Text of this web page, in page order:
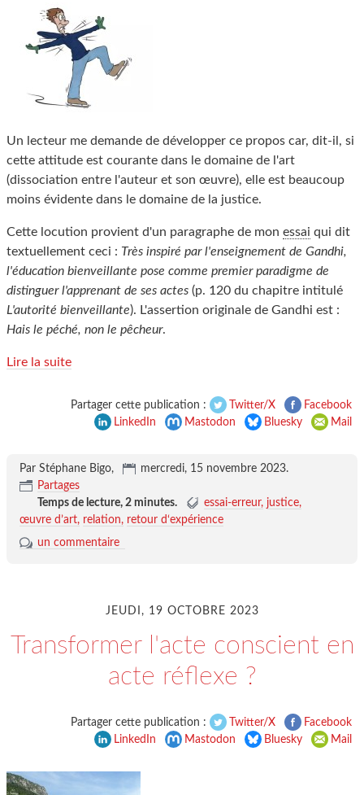
Un lecteur me demande de développer ce propos car, dit-il, si
cette attitude est courante dans le domaine de l'art
(dissociation entre l'auteur et son œuvre), elle est beaucoup
moins évidente dans le domaine de la justice.
Cette locution provient d'un paragraphe de mon essai qui dit
textuellement ceci : Très inspiré par l'enseignement de Gandhi,
l'éducation bienveillante pose comme premier paradigme de
distinguer l'apprenant de ses actes (p. 120 du chapitre intitulé
L'autorité bienveillante). L'assertion originale de Gandhi est :
Hais le péché, non le pêcheur.
Lire la suite
Partager cette publication : Twitter/X
Facebook
LinkedIn
Mastodon Bluesky Mail
Par Stéphane Bigo, mercredi, 15 novembre 2023.
Partages
Temps de lecture, 2 minutes. essai-erreur justice
œuvre d’art relation
retour d‘expérience
un commentaire
JEUDI, 19 OCTOBRE 2023
Transformer l'acte conscient en
acte réflexe ?
Partager cette publication : Twitter/X
Facebook
LinkedIn
Mastodon Bluesky Mail